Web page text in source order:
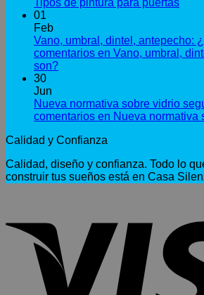
01
Feb
Vano, umbral, dintel, antepecho:
comentarios en Vano, umbral,
son?
30
Jun
Nueva normativa sobre vidrio
comentarios en Nueva normativa
Calidad y Confianza
Calidad, diseño y confianza. Todo lo
construir tus sueños está en Casa